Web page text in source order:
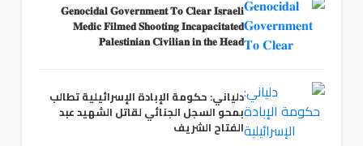
𝐆𝐞𝐧𝐨𝐜𝐢𝐝𝐚𝐥 𝐆𝐨𝐯𝐞𝐫𝐧𝐦𝐞𝐧𝐭 𝐓𝐨 𝐂𝐥𝐞𝐚𝐫 𝐈𝐬𝐫𝐚𝐞𝐥𝐢
𝐌𝐞𝐝𝐢𝐜 𝐅𝐢𝐥𝐦𝐞𝐝 𝐒𝐡𝐨𝐨𝐭𝐢𝐧𝐠 𝐈𝐧𝐜𝐚𝐩𝐚𝐜𝐢𝐭𝐚𝐭𝐞𝐝
𝐏𝐚𝐥𝐞𝐬𝐭𝐢𝐧𝐢𝐚𝐧 𝐂𝐢𝐯𝐢𝐥𝐢𝐚𝐧 𝐢𝐧 𝐭𝐡𝐞 𝐇𝐞𝐚𝐝
دلياني: حكومة الإبادة الإسرائيلية تطالب
بمحو السجل الجنائي لقاتل الشهيد عبد
الفتاح الشريف